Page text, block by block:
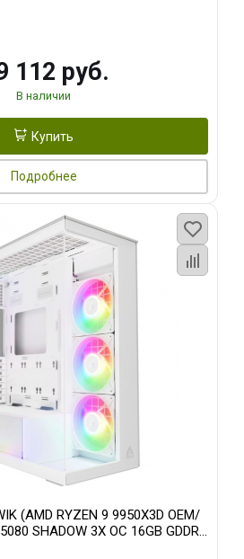
112 руб.
В наличии
Купить
Подробнее
(AMD RYZEN 9 9950X3D OEM/
SHADOW 3X OC 16GB GDDR7
ГБ SSD)